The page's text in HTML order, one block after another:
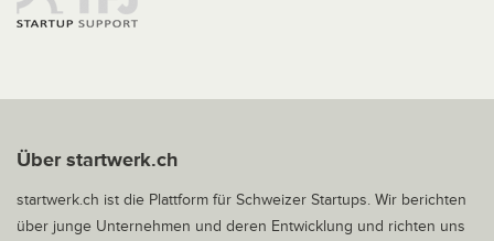
Über startwerk.ch
startwerk.ch ist die Plattform für Schweizer Startups. Wir berichten
über junge Unternehmen und deren Entwicklung und richten uns